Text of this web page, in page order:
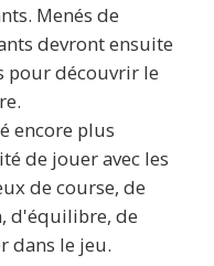
Menés de
devront ensuite
pour découvrir le
encore plus
de jouer avec les
de course, de
d'équilibre, de
dans le jeu.